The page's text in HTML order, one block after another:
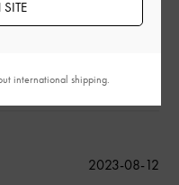
に立ちましたか？
公
2023-08-12
international shipping.